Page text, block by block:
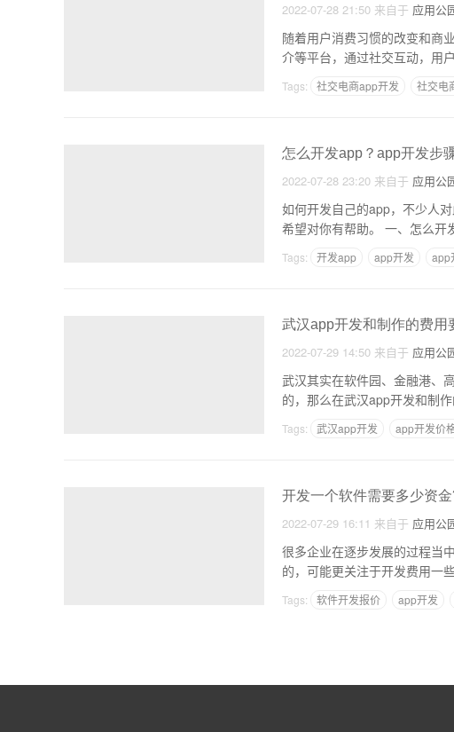
2022-07-28 21:50 来自于 应用公
随着用户消费习惯的改变和商
介等平台，通过社交互动，用
Tags: 社交电商app开发 社交电
怎么开发app？app开发步
2022-07-28 23:20 来自于 应用公
如何开发自己的app，不少人
希望对你有帮助。 一、
Tags: 开发app app开发 app
武汉app开发和制作的费用
2022-07-29 14:50 来自于 应用公
武汉其实在软件园、金融港、
Tags: 武汉app开发 app开发价
开发一个软件需要多少资
2022-07-29 16:11 来自于 应用公
很多企业在逐步发展的过程当
的，可能更关注于开发费用一
Tags: 软件开发报价 app开发